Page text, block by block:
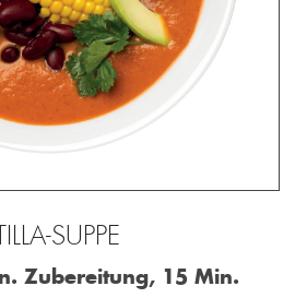
SUPPE
Zubereitung, 15 Min.